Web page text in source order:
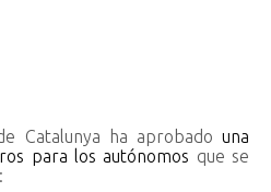
Catalunya ha aprobado una
para los autónomos que se